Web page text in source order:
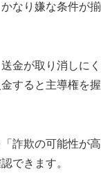
なり嫌な条件が揃
金が取り消しにく
すると主導権を握
詐欺の可能性が高
できます。